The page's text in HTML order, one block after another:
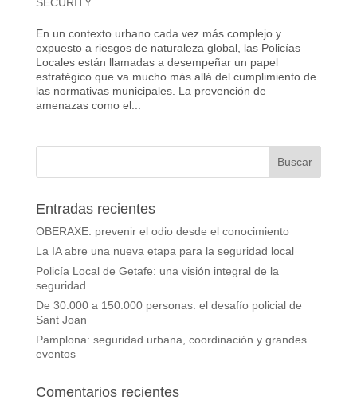
SECURITY
En un contexto urbano cada vez más complejo y
expuesto a riesgos de naturaleza global, las Policías
Locales están llamadas a desempeñar un papel
estratégico que va mucho más allá del cumplimiento de
las normativas municipales. La prevención de
amenazas como el...
Entradas recientes
OBERAXE: prevenir el odio desde el conocimiento
La IA abre una nueva etapa para la seguridad local
Policía Local de Getafe: una visión integral de la
seguridad
De 30.000 a 150.000 personas: el desafío policial de
Sant Joan
Pamplona: seguridad urbana, coordinación y grandes
eventos
Comentarios recientes